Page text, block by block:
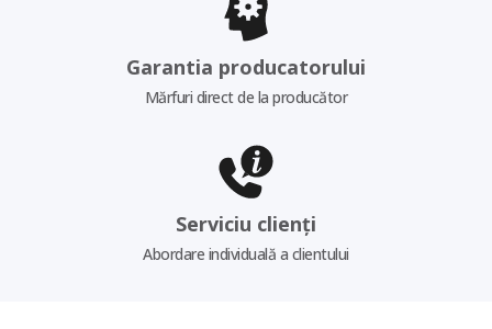
Garantia producatorului
Mărfuri direct de la producător
Serviciu clienți
Abordare individuală a clientului